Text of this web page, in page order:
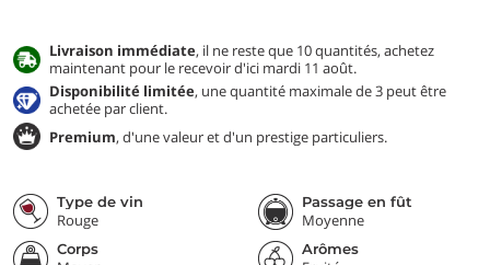
Livraison immédiate, il ne reste que 10 quantités, achetez
maintenant pour le recevoir d'ici mardi 11 août.
Disponibilité limitée, une quantité maximale de 3 peut être
achetée par client.
Premium, d'une valeur et d'un prestige particuliers.
Type de vin
Rouge
Passage en fût
Moyenne
Corps Arômes